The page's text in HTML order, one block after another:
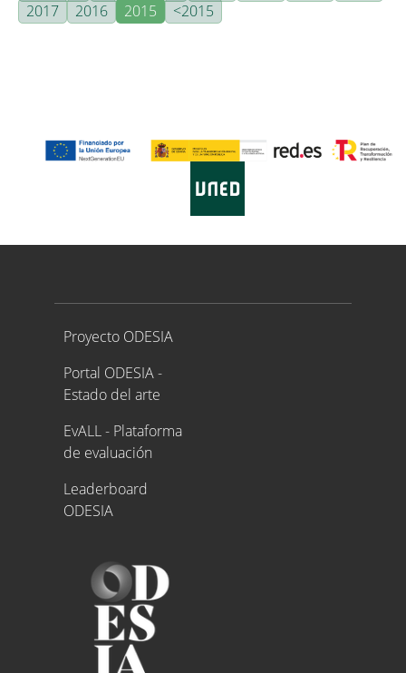
2017
2016 2015 <2015
Proyecto ODESIA
Proyecto ODESIA
Portal ODESIA -
Estado del arte
EvALL - Plataforma
de evaluación
Leaderboard
ODESIA